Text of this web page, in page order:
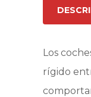
Los
rígido